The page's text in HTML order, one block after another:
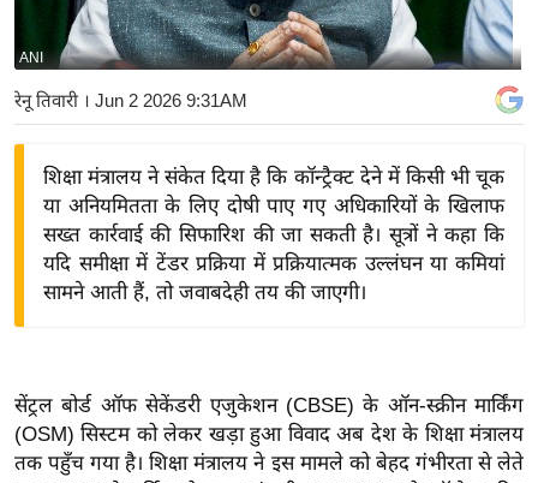
ज़
ने
स
द्यो
ष
ज्ञ
रा
ANI
रेनू तिवारी । Jun 2 2026 9:31AM
शिक्षा मंत्रालय ने संकेत दिया है कि कॉन्ट्रैक्ट देने में किसी भी चूक
या अनियमितता के लिए दोषी पाए गए अधिकारियों के खिलाफ
सख्त कार्रवाई की सिफारिश की जा सकती है। सूत्रों ने कहा कि
यदि समीक्षा में टेंडर प्रक्रिया में प्रक्रियात्मक उल्लंघन या कमियां
सामने आती हैं, तो जवाबदेही तय की जाएगी।
सेंट्रल बोर्ड ऑफ सेकेंडरी एजुकेशन (CBSE) के ऑन-स्क्रीन मार्किंग
(OSM) सिस्टम को लेकर खड़ा हुआ विवाद अब देश के शिक्षा मंत्रालय
तक पहुँच गया है। शिक्षा मंत्रालय ने इस मामले को बेहद गंभीरता से लेते